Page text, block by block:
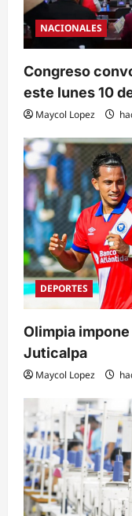
NACIONALES
Congreso
este lunes 10
Maycol Lopez
DEPORTES
Olimpia
Juticalpa
Maycol Lopez